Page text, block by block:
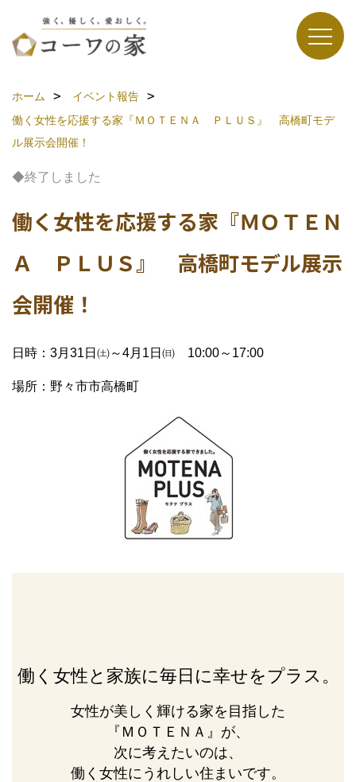
ホーム
イベント報告
働く女性を応援する家『ＭＯＴＥＮＡ ＰＬＵＳ』 高橋町モデ
ル展示会開催！
◆終了しました
働く女性を応援する家『ＭＯＴＥＮ
Ａ ＰＬＵＳ』 高橋町モデル展示
会開催！
日時：3月31日㈯～4月1日㈰ 10:00～17:00
場所：野々市市高橋町
働く女性と家族に毎日に幸せをプラス。
女性が美しく輝ける家を目指した
『ＭＯＴＥＮＡ』が、
次に考えたいのは、
働く女性にうれしい住まいです。